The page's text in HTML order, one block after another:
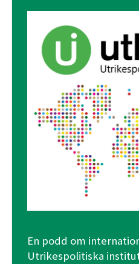
En podd om
Utrikespolitiska